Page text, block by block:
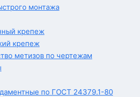
монтажа
крепеж
крепеж
метизов по чертежам
по ГОСТ 24379.1-80